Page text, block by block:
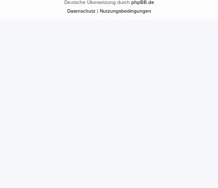
Deutsche Übersetzung durch phpBB.de
Datenschutz| Nutzungsbedingungen